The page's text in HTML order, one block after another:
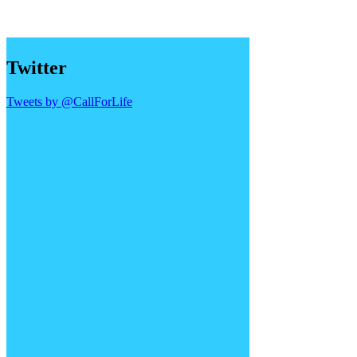
Twitter
Tweets by @CallForLife